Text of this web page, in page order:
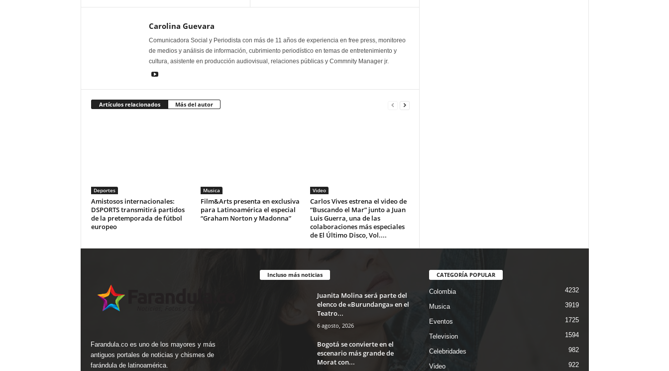
Carolina Guevara
Comunicadora Social y Periodista con más de 11 años de experiencia en free press, monitoreo
de medios y análisis de información, cubrimiento periodístico en temas de entretenimiento y
cultura, asistente en producción audiovisual, relaciones públicas y Commnity Manager jr.
Artículos relacionados Más del autor
Deportes
Amistosos internacionales:
DSPORTS transmitirá partidos
de la pretemporada de fútbol
europeo
Musica
Film&Arts presenta en exclusiva
para Latinoamérica el especial
“Graham Norton y Madonna”
Video
Carlos Vives estrena el video de
“Buscando el Mar” junto a Juan
Luis Guerra, una de las
colaboraciones más especiales
de El Último Disco, Vol....
Farandula.co es uno de los mayores y más
antiguos portales de noticias y chismes de
farándula de latinoamérica.
Incluso más noticias
Juanita Molina será parte del
elenco de «Burundanga» en el
Teatro...
6 agosto, 2026
Bogotá se convierte en el
escenario más grande de
Morat con...
CATEGORÍA POPULAR
Colombia 4232
Musica 3919
Eventos 1725
Television 1594
Celebridades 982
Video 922